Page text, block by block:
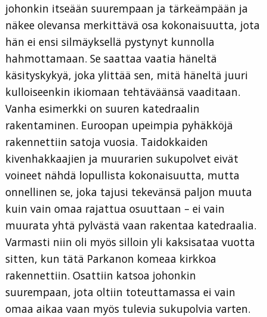
johonkin itseään suurempaan ja tärkeämpään ja
näkee olevansa merkittävä osa kokonaisuutta, jota
hän ei ensi silmäyksellä pystynyt kunnolla
hahmottamaan. Se saattaa vaatia häneltä
käsityskykyä, joka ylittää sen, mitä häneltä juuri
kulloiseenkin ikiomaan tehtäväänsä vaaditaan.
Vanha esimerkki on suuren katedraalin
rakentaminen. Euroopan upeimpia pyhäkköjä
rakennettiin satoja vuosia. Taidokkaiden
kivenhakkaajien ja muurarien sukupolvet eivät
voineet nähdä lopullista kokonaisuutta, mutta
onnellinen se, joka tajusi tekevänsä paljon muuta
kuin vain omaa rajattua osuuttaan – ei vain
muurata yhtä pylvästä vaan rakentaa katedraalia.
Varmasti niin oli myös silloin yli kaksisataa vuotta
sitten, kun tätä Parkanon komeaa kirkkoa
rakennettiin. Osattiin katsoa johonkin
suurempaan, jota oltiin toteuttamassa ei vain
omaa aikaa vaan myös tulevia sukupolvia varten.